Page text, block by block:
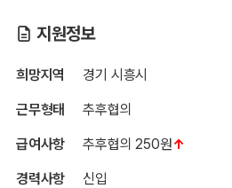
지원정보
희망지역 경기 시흥시
근무형태 추후협의
급여사항 추후협의 250원↑
경력사항 신입